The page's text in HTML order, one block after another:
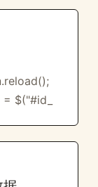
$("#id_